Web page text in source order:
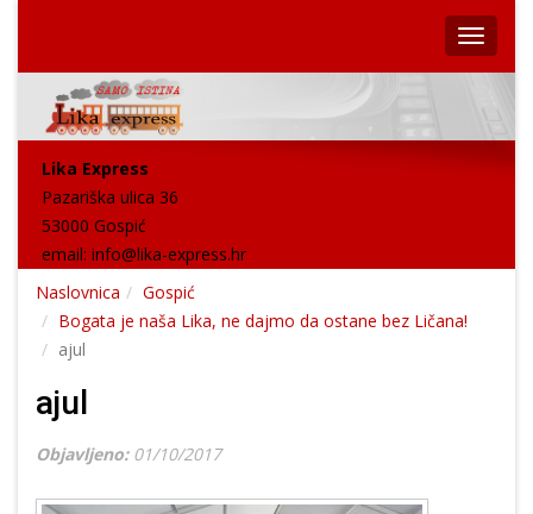
Lika Express
Pazariška ulica 36
53000 Gospić
email: info@lika-express.hr
Naslovnica
Gospić
Bogata je naša Lika, ne dajmo da ostane bez Ličana!
ajul
ajul
Objavljeno: 01/10/2017